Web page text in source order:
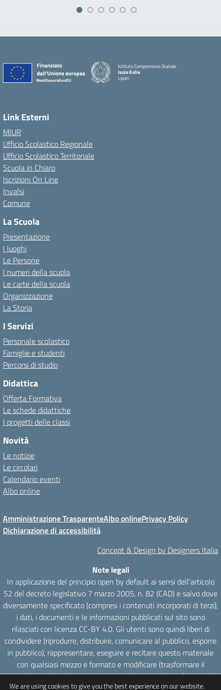
Istituto Comprensivo Statale
Isole Eolie
Lipari
Link Esterni
MIUR
Ufficio Scolastico Regionale
Ufficio Scolastico Territoriale
Scuola in Chiaro
Iscrizioni On Line
Invalsi
Comune
La Scuola
Presentazione
I luoghi
Le Persone
I numeri della scuola
Le carte della scuola
Organizzazione
La Storia
I Servizi
Personale scolastico
Famiglie e studenti
Percorsi di studio
Didattica
Offerta Formativa
Le schede didattiche
I progetti delle classi
Novità
Le notizie
Le circolari
Calendario eventi
Albo online
Amministrazione TrasparenteAlbo onlinePrivacy Policy
Dichiarazione di accessibilità
Concept & Design by Designers Italia
Note legali
In applicazione del principio open by default ai sensi dell’articolo
52 del decreto legislativo 7 marzo 2005, n. 82 (CAD) e salvo dove
diversamente specificato (compresi i contenuti incorporati di terzi),
i dati, i documenti e le informazioni pubblicati sul sito sono
rilasciati con licenza CC-BY 4.0. Gli utenti sono quindi liberi di
condividere (riprodurre, distribuire, comunicare al pubblico, esporre
in pubblico), rappresentare, eseguire e recitare questo materiale
con qualsiasi mezzo e formato e modificare (trasformare il
materiale e utilizzarlo per opere derivate) per qualsiasi fine, anche
We are using cookies to give you the best experience on our website.